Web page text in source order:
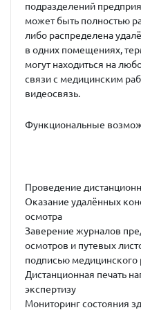
подразделений
может быть полностью
либо распределена
в одних помещениях,
могут находиться на
связи с медицинским
видеосвязь.
Функциональные
Проведение
Оказание удалённых
осмотра
Заверение журналов
осмотров и путевых
подписью медицинского
Дистанционная печать
экспертизу
Мониторинг состояния